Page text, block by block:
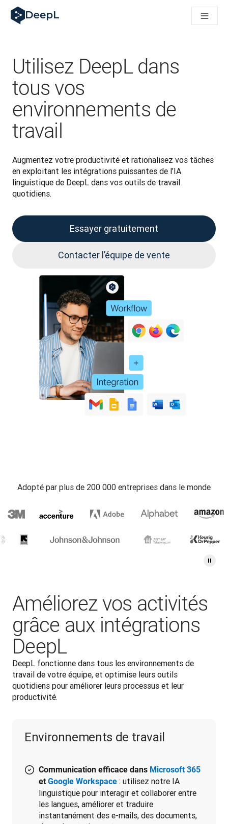
DeepL pour agents IA
Translation Flow de DeepL : des nouveaux processus
Décoder la notion de confiance dans l'IA linguistique pour
Évaluation qualité traduction chez DeepL
De la traduction de texte à la traduction vocale en temps réel
Building an instantly accessible voice demo with DeepL
Utilisez DeepL dans
tous vos
environnements de
travail
Augmentez votre productivité et rationalisez vos tâches
en exploitant les intégrations puissantes de l’IA
linguistique de DeepL dans vos outils de travail
quotidiens.
Essayer gratuitement
Contacter l’équipe de vente
Adopté par plus de 200 000 entreprises dans le monde
Améliorez vos activités
grâce aux intégrations
DeepL
DeepL fonctionne dans tous les environnements de
travail de votre équipe, et optimise leurs outils
quotidiens pour améliorer leurs processus et leur
productivité.
Environnements de travail
Communication efficace dans Microsoft 365
et Google Workspace : utilisez notre IA
linguistique pour interagir et collaborer entre
les langues, améliorer et traduire
instantanément des e-mails, des documents,